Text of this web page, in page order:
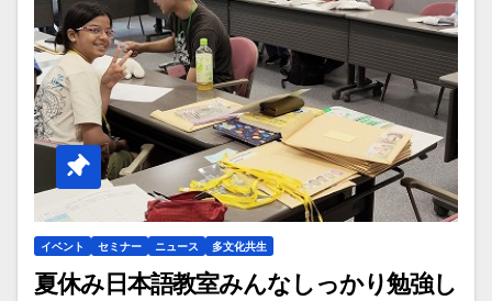
イベント セミナー ニュース 多文化共生
夏休み日本語教室みんなしっかり勉強し